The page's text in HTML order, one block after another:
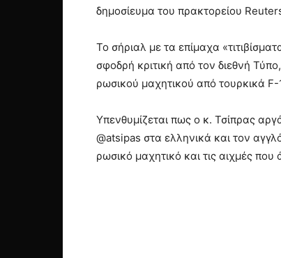
δημοσίευμα του πρακτορείου
Το σήριαλ με τα επίμαχα
σφοδρή κριτική από τον διεθνή
ρωσικού μαχητικού από τουρκικά F-
Υπενθυμίζεται πως ο κ. Τσίπρας
@atsipas στα ελληνικά και τον
ρωσικό μαχητικό και τις αιχμές